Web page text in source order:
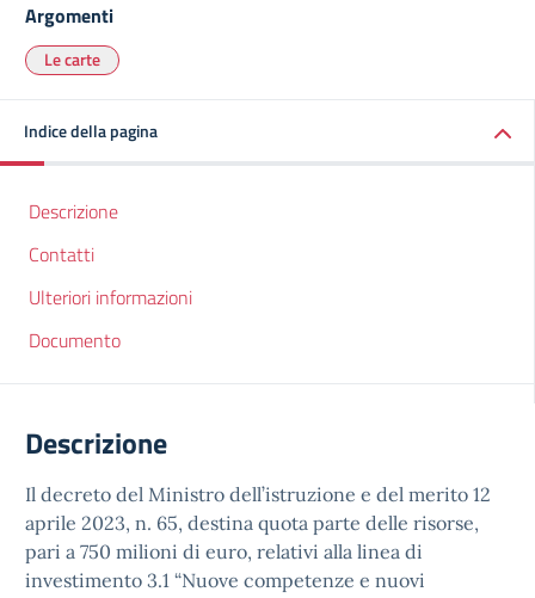
Argomenti
Le carte
Indice della pagina
Descrizione
Contatti
Ulteriori informazioni
Documento
Descrizione
Il decreto del Ministro dell’istruzione e del merito 12
aprile 2023, n. 65, destina quota parte delle risorse,
pari a 750 milioni di euro, relativi alla linea di
investimento 3.1 “Nuove competenze e nuovi